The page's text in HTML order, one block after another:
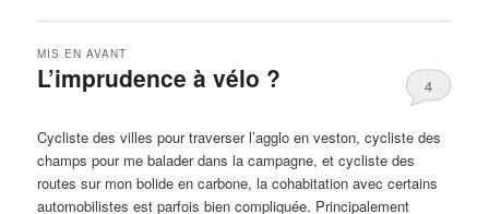
L’imprudence à vélo ?
MIS EN AVANT
4
Cycliste des villes pour traverser l’agglo en veston, cycliste des
champs pour me balader dans la campagne, et cycliste des
routes sur mon bolide en carbone, la cohabitation avec certains
automobilistes est parfois bien compliquée. Principalement